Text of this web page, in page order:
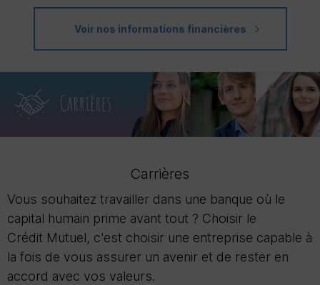
Voir nos informations financières
Carrières
Vous souhaitez travailler dans une banque où le
capital humain prime avant tout ? Choisir le
Crédit Mutuel, c'est choisir une entreprise capable à
la fois de vous assurer un avenir et de rester en
accord avec vos valeurs.